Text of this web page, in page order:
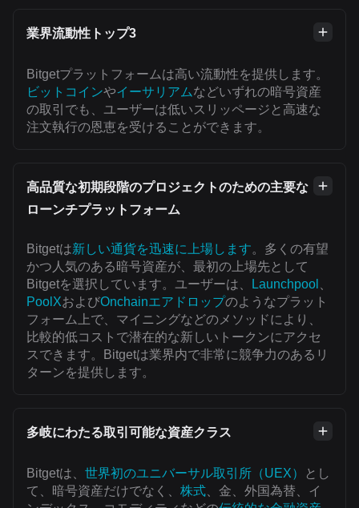
業界流動性トップ3
Bitgetプラットフォームは高い流動性を提供します。
ビットコインやイーサリアムなどいずれの暗号資産
の取引でも、ユーザーは低いスリッページと高速な
注文執行の恩恵を受けることができます。
高品質な初期段階のプロジェクトのための主要な
ローンチプラットフォーム
Bitgetは新しい通貨を迅速に上場します。多くの有望
かつ人気のある暗号資産が、最初の上場先として
Bitgetを選択しています。ユーザーは、
Launchpool
PoolXおよびOnchainエアドロップのようなプラット
フォーム上で、マイニングなどのメソッドにより、
比較的低コストで潜在的な新しいトークンにアクセ
スできます。Bitgetは業界内で非常に競争力のあるリ
ターンを提供します。
多岐にわたる取引可能な資産クラス
Bitgetは、 世界初のユニバーサル取引所（UEX）
とし
て、暗号資産だけでなく、 株式 、金、外国為替、イ